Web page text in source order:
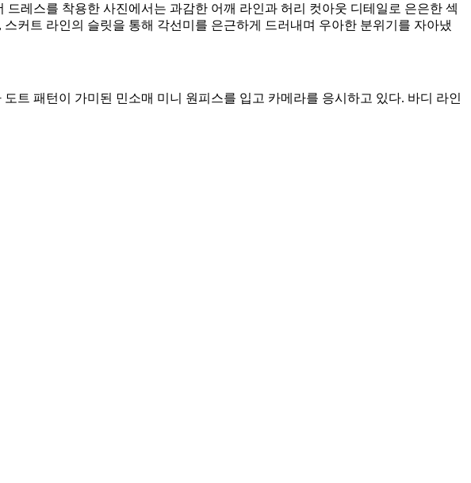
레스를 착용한 사진에서는 과감한 어깨 라인과 허리 컷아웃 디테일로 은은한 섹
커트 라인의 슬릿을 통해 각선미를 은근하게 드러내며 우아한 분위기를 자아냈
트 패턴이 가미된 민소매 미니 원피스를 입고 카메라를 응시하고 있다. 바디 라인